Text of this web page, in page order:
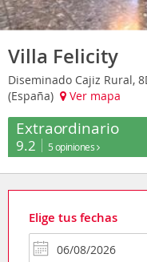
Villa Felicity
Diseminado Cajiz Rural,
(España)
Ver mapa
Extraordinario
9.2 5 opiniones
Elige tus fechas